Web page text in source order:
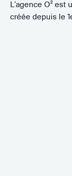
L’agence O²
créée depuis le